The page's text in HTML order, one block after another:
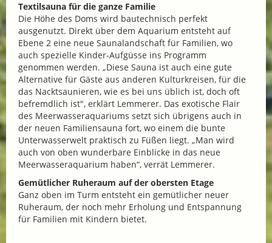
Textilsauna für die ganze Familie
Die Höhe des Doms wird bautechnisch perfekt
ausgenutzt. Direkt über dem Aquarium entsteht auf
Ebene 2 eine neue Saunalandschaft für Familien, wo
auch spezielle Kinder-Aufgüsse ins Programm
genommen werden. „Diese Sauna ist auch eine gute
Alternative für Gäste aus anderen Kulturkreisen, für die
das Nacktsaunieren, wie es bei uns üblich ist, doch oft
befremdlich ist", erklärt Lemmerer. Das exotische Flair
des Meerwasseraquariums setzt sich übrigens auch in
der neuen Familiensauna fort, wo einem die bunte
Unterwasserwelt praktisch zu Füßen liegt. „Man wird
auch von oben wunderbare Einblicke in das neue
Meerwasseraquarium haben“, verrät Lemmerer.
Gemütlicher Ruheraum auf der obersten Etage
Ganz oben im Turm entsteht ein gemütlicher neuer
Ruheraum, der noch mehr Erholung und Entspannung
für Familien mit Kindern bietet.